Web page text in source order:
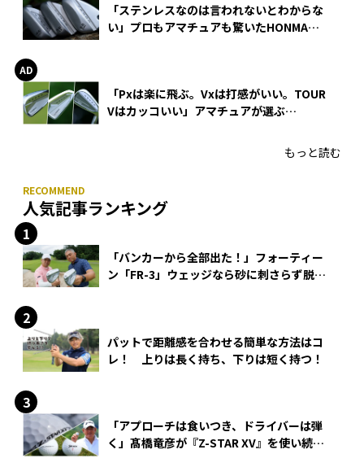
「ステンレスなのは言われないとわからな
い」プロもアマチュアも驚いたHONMA
「Pxは楽に飛ぶ。Vxは打感がいい。TOUR
Vはカッコいい」アマチュアが選ぶ
もっと読む
人気記事ランキング
「バンカーから全部出た！」フォーティー
ン「FR-3」ウェッジなら砂に刺さらず脱出
パットで距離感を合わせる簡単な方法はコ
レ！ 上りは長く持ち、下りは短く持つ！
「アプローチは食いつき、ドライバーは弾
く」髙橋竜彦が『Z-STAR XV』を使い続け